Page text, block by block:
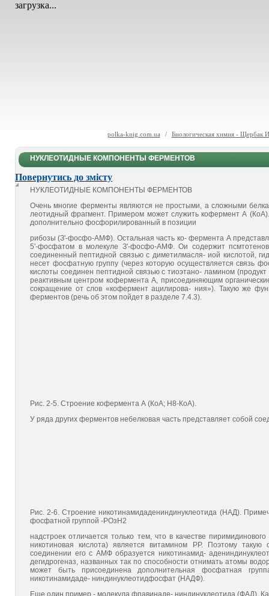
загрузка...
polka-knig.com.ua / Биологическая химия - Щербак
НУКЛЕОТИДНЫЕ КОМПОНЕНТЫ ФЕРМЕНТОВ
Повернутись до змісту
НУКЛЕОТИДНЫЕ КОМПОНЕНТЫ ФЕРМЕНТОВ
Очень многие ферменты являются не простыми, а сложными
леотидный фрагмент. Примером может служить кофермент А
дополнительно фосфорилированный в позиции
рибозы (З'-фосфо-АМФ). Остальная часть ко- фермента А
5'-фосфатом в молекуле З'-фосфо-АМФ. Ои содержит
соединенный пептидной связью с диметилмасля- иой кислотой,
несет фосфатную группу (через которую осуществляется связь
кислоты соединен пептидной связью с тиоэтано- ламином
реактивным центром кофермента А, присоединяющим
сокращение от слов «кофермент ацилирова- ния»). Такую же
ферментов (речь об этом пойдет в разделе 7.4.3).
Рис. 2-5. Строение кофермента А (КоА; Н8-КоА).
У ряда других ферментов небелковая часть представляет собой
Рис. 2-6. Строение никотинамидадениндинуклеотида (НАД).
фосфатной группой -РОзН2
надстроек отличается только тем, что в качестве
никотиновая кислота) является витамином РР. Поэтому
соединении его с АМФ образуется никотинамид-
дегидрогеназ, названных так по способности отнимать атомы
может быть присоединена дополнительная фосфатная
никотинамидаде- ниндинуклеотидфосфат (НАДФ).
Еще один пример - молекула фпавинаде- ниндинуклеотида (ФАД).